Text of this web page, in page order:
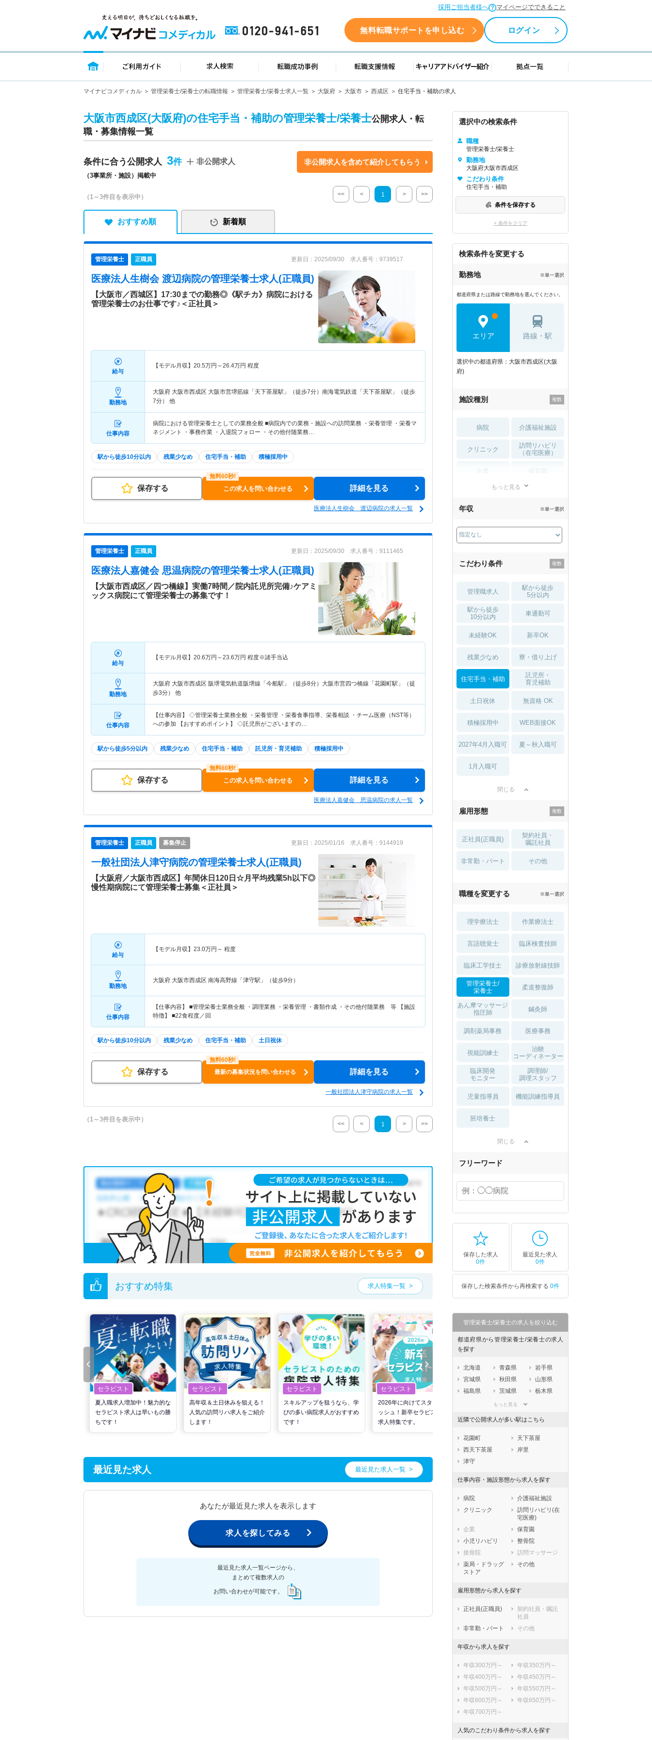
採用ご担当者様へ マイページでできること
0120-941-651 無料転職サポートを申し込む ログイン
トップページ ご利用ガイド 求人検索 転職成功事例 転職支援情報 キャリアアドバイザー紹介 拠点一覧
マイナビコメディカル 管理栄養士/栄養士の転職情報 管理栄養士/栄養士求人一覧 大阪府 大阪市 西成区 住宅手当・補助の求人
大阪市西成区(大阪府)の住宅手当・補助の管理栄養士/栄養士公開求人・転
職・募集情報一覧
条件に合う公開求人 3
（3事業所・施設）掲載中
非公開求人 非公開求人を含めて紹介してもらう
（1～3件目を表示中） << < 1 > >>
おすすめ順 新着順
管理栄養士 正職員 更新日：2025/09/30 求人番号：9739517
医療法人生樹会 渡辺病院の管理栄養士求人(正職員)
【大阪市／西城区】17:30までの勤務◎《駅チカ》病院における
管理栄養士のお仕事です♪＜正社員＞
給与
【モデル月収】 20.5万円～26.4万円 程度
勤務地
大阪府 大阪市西成区 大阪市営堺筋線「天下茶屋駅」（徒歩7分）南海電気鉄道「天下茶屋駅」（徒歩
7分） 他
仕事内容
病院における管理栄養士としての業務全般 ■病院内での業務・施設への訪問業務 ・栄養管理 ・栄養マ
ネジメント ・事務作業 ・入退院フォロー ・その他付随業務…
駅から徒歩10分以内 残業少なめ 住宅手当・補助 積極採用中
保存する この求人を問い合わせる 詳細を見る
医療法人生樹会 渡辺病院の求人一覧
管理栄養士 正職員 更新日：2025/09/30 求人番号：9111465
医療法人嘉健会 思温病院の管理栄養士求人(正職員)
【大阪市西成区／四つ橋線】実働7時間／院内託児所完備♪ケアミ
ックス病院にて管理栄養士の募集です！
給与
【モデル月収】 20.6万円～23.6万円 程度※諸手当込
勤務地
大阪府 大阪市西成区 阪堺電気軌道阪堺線「今船駅」（徒歩8分）大阪市営四つ橋線「花園町駅」（徒
歩3分） 他
仕事内容
【仕事内容】 ◇管理栄養士業務全般 ・栄養管理 ・栄養食事指導、栄養相談 ・チーム医療（NST等）
への参加 【おすすめポイント】 ◇託児所がございますの…
駅から徒歩5分以内 残業少なめ 住宅手当・補助 託児所・育児補助 積極採用中
保存する この求人を問い合わせる 詳細を見る
医療法人嘉健会 思温病院の求人一覧
管理栄養士 正職員 募集停止 更新日：2025/01/16 求人番号：9144919
一般社団法人津守病院の管理栄養士求人(正職員)
【大阪府／大阪市西成区】年間休日120日☆月平均残業5h以下◎
慢性期病院にて管理栄養士募集＜正社員＞
給与
【モデル月収】 23.0万円～ 程度
勤務地
大阪府 大阪市西成区 南海高野線「津守駅」（徒歩9分）
仕事内容
【仕事内容】 ■管理栄養士業務全般 ・調理業務 ・栄養管理 ・書類作成 ・その他付随業務 等 【施設
特徴】 ■22食程度／回
駅から徒歩10分以内 残業少なめ 住宅手当・補助 土日祝休
保存する 最新の募集状況を問い合わせる 詳細を見る
一般社団法人津守病院の求人一覧
（1～3件目を表示中）
<< < 1 > >>
おすすめ特集 求人特集一覧
セラピスト
夏入職求人増加中！魅力的な
セラピスト求人は早いもの勝
ちです！
セラピスト
高年収＆土日休みを狙える！
人気の訪問リハ求人をご紹介
します！
セラピスト
スキルアップを狙うなら、学
びの多い病院求人がおすすめ
です！
セラピスト
2026年に向けてスタートダ
ッシュ！新卒セラピスト向け
求人特集です。
セラピスト
世の中の需要の高まりととも
人をご紹介！
最近見た求人 最近見た求人一覧
あなたが最近見た求人を表示します
求人を探してみる
最近見た求人一覧ページから、
まとめて複数求人の
お問い合わせが可能です。
選択中の検索条件
職種
管理栄養士/栄養士
勤務地
大阪府大阪市西成区
こだわり条件
住宅手当・補助
条件を保存する
× 条件をクリア
検索条件を変更する
勤務地 ※単一選択
都道府県または路線で勤務地を選んでください。
エリア 路線・駅
選択中の都道府県：大阪市西成区(大阪
府)
施設種別
病院 介護福祉施設
クリニック
訪問リハビリ
（在宅医療）
薬局・
もっと見る
年収 ※単一選択
こだわり条件
管理職求人
駅から徒歩
5分以内
駅から徒歩
10分以内
車通勤可
未経験OK 新卒OK
残業少なめ 寮・借り上げ
住宅手当・補助
託児所・
育児補助
土日祝休 無資格 OK
積極採用中 WEB面接OK
2027年4月入職可 夏～秋入職可
1月入職可
閉じる
雇用形態
正社員(正職員)
契約社員・
嘱託社員
非常勤・パート その他
職種を変更する ※単一選択
理学療法士 作業療法士
言語聴覚士 臨床検査技師
臨床工学技士 診療放射線技師
管理栄養士/
栄養士
柔道整復師
あん摩マッサージ
指圧師
鍼灸師
調剤薬局事務 医療事務
視能訓練士
治験
コーディネーター
臨床開発
モニター
調理師/
調理スタッフ
児童指導員 機能訓練指導員
胚培養士
閉じる
フリーワード
保存した求人
0件
最近見た求人
0件
保存した検索条件から再検索する 0件
管理栄養士/栄養士の求人を絞り込む
都道府県から管理栄養士/栄養士の求人
を探す
北海道 青森県
岩手県
宮城県
秋田県
山形県
福島県
茨城県
栃木県
埼玉県
石川県
福井県
岐阜県
静岡県
愛知県
滋賀県
鳥取県
島根県
岡山県
広島県
山口県
徳島県
香川県
愛媛県
高知県
長崎県
熊本県
大分県
鹿児島県
沖縄県
もっと見る
近隣で公開求人が多い駅はこちら
花園町
天下茶屋
西天下茶屋
岸里
津守
仕事内容・施設形態から求人を探す
病院
介護福祉施設
クリニック
訪問リハビリ(在
宅医療)
企業
保育園
小児リハビリ
整骨院
接骨院
訪問マッサージ
薬局・ドラッグ
ストア
その他
雇用形態から求人を探す
正社員(正職員)
契約社員・嘱託
社員
非常勤・パート
その他
年収から求人を探す
年収300万円～
年収350万円～
年収400万円～
年収450万円～
年収500万円～
年収550万円～
年収600万円～
年収650万円～
年収700万円～
人気のこだわり条件から求人を探す